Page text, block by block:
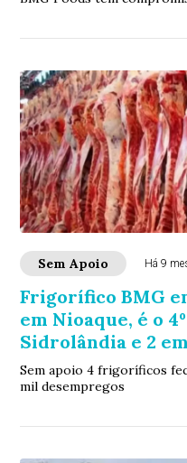
Sem Apoio Há 9
Frigorífico BMG
em Nioaque, é o
Sidrolândia e 2
Sem apoio 4 frigoríficos
mil desempregos